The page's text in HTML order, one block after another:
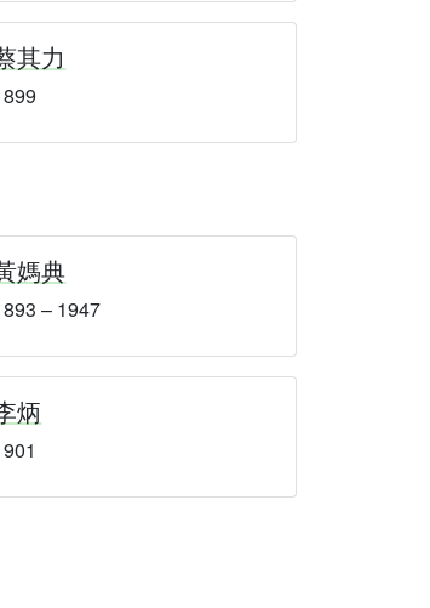
其力
媽典
– 1947
炳